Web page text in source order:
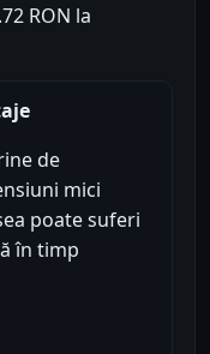
RON la
de
mici
poate suferi
în timp